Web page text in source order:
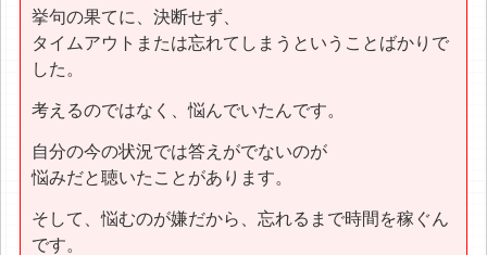
挙句の果てに、決断せず、
タイムアウトまたは忘れてしまうということばかりで
した。
考えるのではなく、悩んでいたんです。
自分の今の状況では答えがでないのが
悩みだと聴いたことがあります。
そして、悩むのが嫌だから、忘れるまで時間を稼ぐん
です。